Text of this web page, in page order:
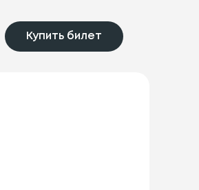
Купить билет